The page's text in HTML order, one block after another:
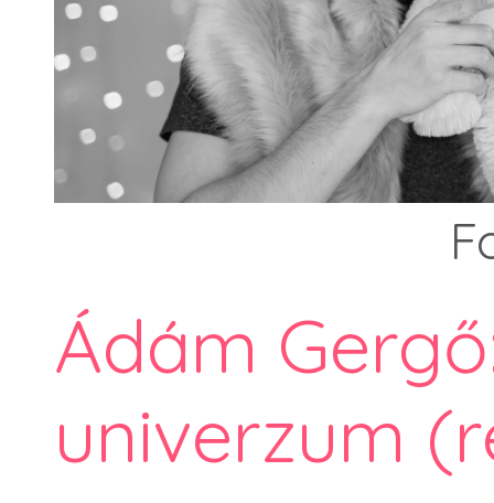
Ádám
univerzum